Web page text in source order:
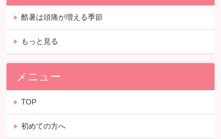
酷暑は頭痛が増える季節
もっと見る
メニュー
TOP
初めての方へ